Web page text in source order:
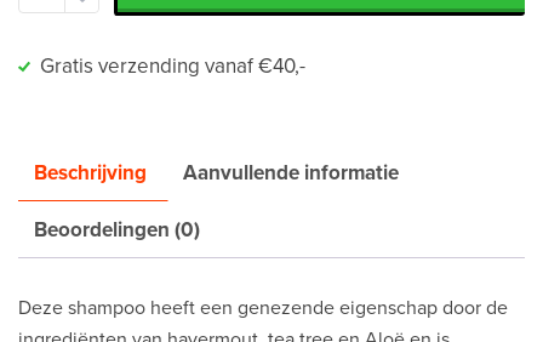
Gratis verzending vanaf €40,-
Beschrijving Aanvullende informatie
Beoordelingen (0)
Deze shampoo heeft een genezende eigenschap door de